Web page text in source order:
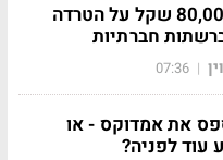
העליון אשרר: 80,000 שקל על הטרדה
חברתיות
|
07:36
את אמדוקס - או
עוד לפניה?